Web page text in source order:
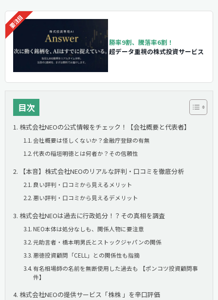
勝率9割、騰落率6割！
超データ重視の株式投資サービス
目次
株式会社NEOの公式情報をチェック！【会社概要と代表者】
会社概要は怪しくないか？金融庁登録の有無
代表の稲垣明徳とは何者か？その信頼性
【本音】株式会社NEOのリアルな評判・口コミを徹底分析
良い評判・口コミから見えるメリット
悪い評判・口コミから見えるデメリット
株式会社NEOは過去に行政処分！？その真相を調査
NEO本体は処分なしも、関係人物に要注意
元助言者・橋本明男氏とストックジャパンの関係
悪徳投資顧問「CELL」との関係性も指摘
有名相場師の名前を無断使用した過去も 【ポンコツ投資顧問事
件】
株式会社NEOの提供サービス「株株 」を辛口評価